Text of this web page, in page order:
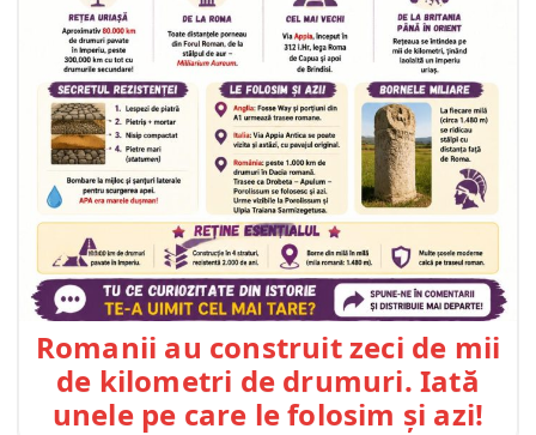
Romanii au construit zeci de mii
de kilometri de drumuri. Iată
unele pe care le folosim și azi!